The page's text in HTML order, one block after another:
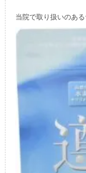
当院で取り扱いのある